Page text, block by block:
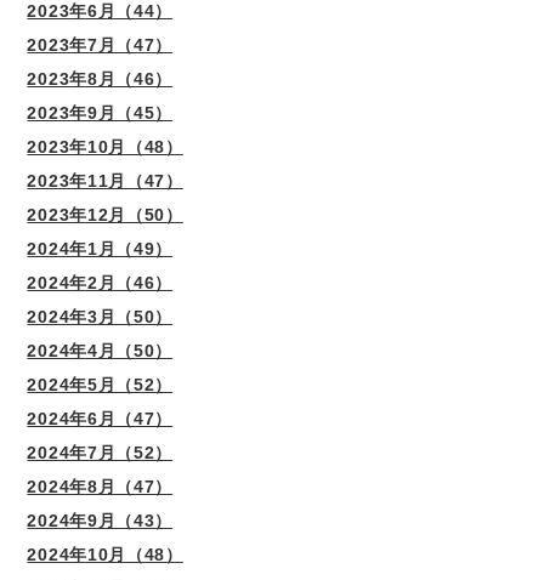
2023年6月（44）
2023年7月（47）
2023年8月（46）
2023年9月（45）
2023年10月（48）
2023年11月（47）
2023年12月（50）
2024年1月（49）
2024年2月（46）
2024年3月（50）
2024年4月（50）
2024年5月（52）
2024年6月（47）
2024年7月（52）
2024年8月（47）
2024年9月（43）
2024年10月（48）